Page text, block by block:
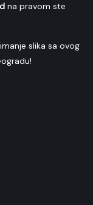
na pravom ste
slika sa ovog